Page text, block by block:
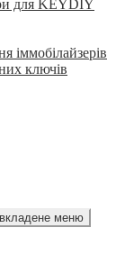
для KEYDIY
іммобілайзерів
ключів
вкладене меню